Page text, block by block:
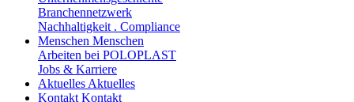
Branchennetzwerk
Nachhaltigkeit . Compliance
Menschen Menschen
Arbeiten bei POLOPLAST
Jobs & Karriere
Aktuelles Aktuelles
Kontakt Kontakt